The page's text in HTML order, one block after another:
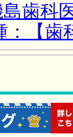
歯科
：【歯